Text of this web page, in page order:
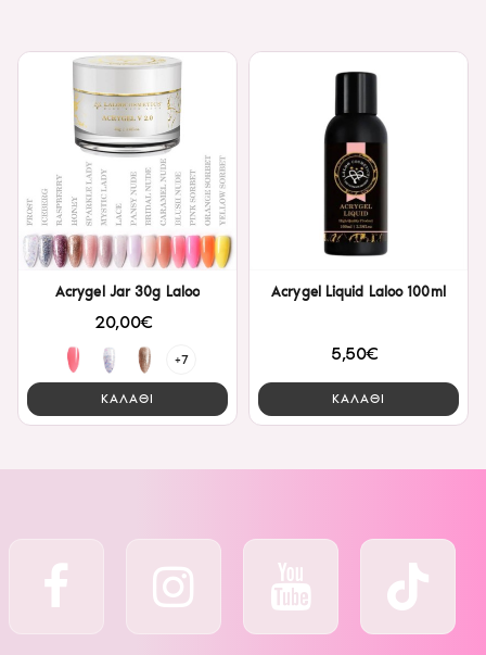
Acrygel Jar 30g Laloo
20,00€
+7
ΚΑΛΑΘΙ
Acrygel Liquid Laloo 100ml
5,50€
ΚΑΛΑΘΙ